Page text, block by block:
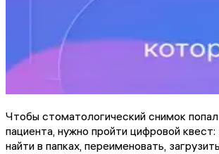
Чтобы стоматологический снимок
пациента, нужно пройти цифровой квест:
найти в папках, переименовать,